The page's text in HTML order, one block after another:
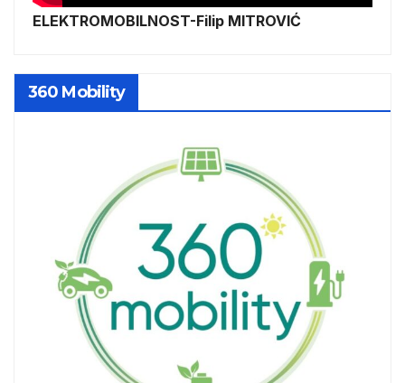
ELEKTROMOBILNOST-Filip MITROVIĆ
360 Mobility